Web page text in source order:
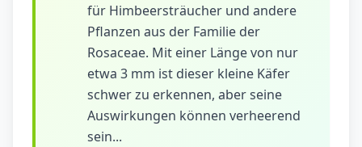
für Himbeersträucher und andere
Pflanzen aus der Familie der
Rosaceae. Mit einer Länge von nur
etwa 3 mm ist dieser kleine Käfer
schwer zu erkennen, aber seine
Auswirkungen können verheerend
sein...